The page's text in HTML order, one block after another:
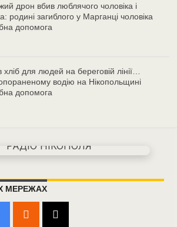
дрон вбив люблячого чоловіка і
родині загиблого у Марганці чоловіка
допомога
хліб для людей на береговій лінії…
водію на Нікопольщині
допомога
МЕРЕЖАХ